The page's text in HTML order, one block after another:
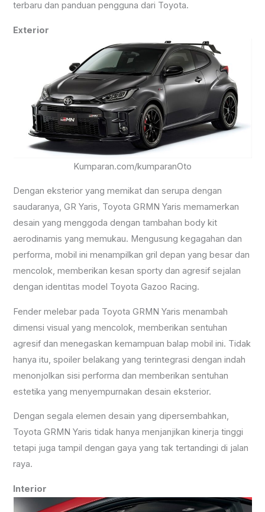
terbaru dan panduan pengguna dari Toyota.
Exterior
Kumparan.com/kumparanOto
Dengan eksterior yang memikat dan serupa dengan
saudaranya, GR Yaris, Toyota GRMN Yaris memamerkan
desain yang menggoda dengan tambahan body kit
aerodinamis yang memukau. Mengusung kegagahan dan
performa, mobil ini menampilkan gril depan yang besar dan
mencolok, memberikan kesan sporty dan agresif sejalan
dengan identitas model Toyota Gazoo Racing.
Fender melebar pada Toyota GRMN Yaris menambah
dimensi visual yang mencolok, memberikan sentuhan
agresif dan menegaskan kemampuan balap mobil ini. Tidak
hanya itu, spoiler belakang yang terintegrasi dengan indah
menonjolkan sisi performa dan memberikan sentuhan
estetika yang menyempurnakan desain eksterior.
Dengan segala elemen desain yang dipersembahkan,
Toyota GRMN Yaris tidak hanya menjanjikan kinerja tinggi
tetapi juga tampil dengan gaya yang tak tertandingi di jalan
raya.
Interior